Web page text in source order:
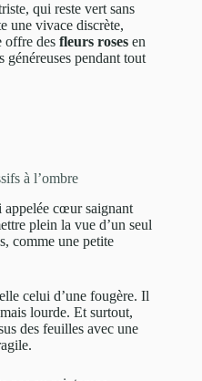
qui reste vert sans
une vivace discrète,
offre des fleurs roses en
pendant tout
à l’ombre
appelée cœur saignant
plein la vue d’un seul
comme une petite
celui d’une fougère. Il
lourde. Et surtout,
des feuilles avec une